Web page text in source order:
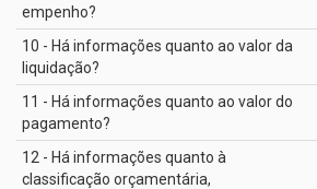
empenho?
10 - Há informações quanto ao valor da
liquidação?
11 - Há informações quanto ao valor do
pagamento?
12 - Há informações quanto à
classificação orçamentária,